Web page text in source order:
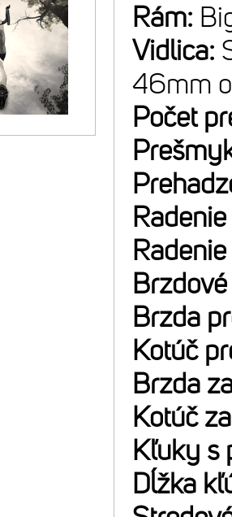
Rám:
Vidlica:
46mm
Počet
Brzda
Kotúč
Brzda
Kotúč
Kľuky s
Dĺžka